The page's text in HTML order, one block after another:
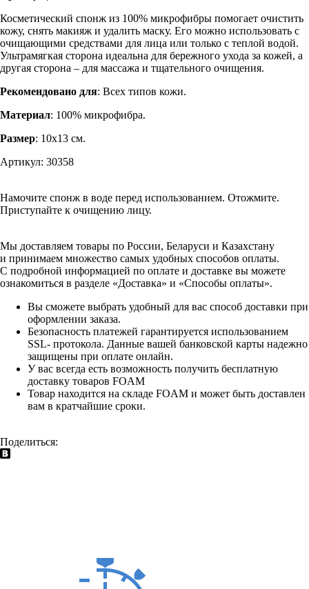
Косметический спонж из 100% микрофибры помогает очистить
кожу, снять макияж и удалить маску. Его можно использовать с
очищающими средствами для лица или только с теплой водой.
Ультрамягкая сторона идеальна для бережного ухода за кожей, а
другая сторона – для массажа и тщательного очищения.
Рекомендовано для: Всех типов кожи.
Материал: 100% микрофибра.
Размер: 10х13 см.
Артикул: 30358
Намочите спонж в воде перед использованием. Отожмите.
Приступайте к очищению лицу.
Мы доставляем товары по России, Беларуси и Казахстану
и принимаем множество самых удобных способов оплаты.
С подробной информацией по оплате и доставке вы можете
ознакомиться в разделе «Доставка» и «Способы оплаты».
Вы сможете выбрать удобный для вас способ доставки при
оформлении заказа.
Безопасность платежей гарантируется использованием
SSL- протокола. Данные вашей банковской карты надежно
защищены при оплате онлайн.
У вас всегда есть возможность получить бесплатную
доставку товаров FOAM
Товар находится на складе FOAM и может быть доставлен
вам в кратчайшие сроки.
Поделиться: